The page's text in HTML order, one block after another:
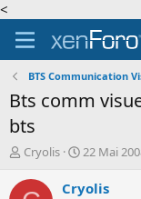
<
BTS Communication
Bts comm
bts
A
t
Cryolis
D
t
22 Mai
Cryolis